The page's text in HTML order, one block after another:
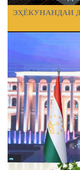
Мирзо
ҶАШНИ
ВАСФИ МОДАР
ВОЖАҲОИ
ТАСАВВУРИ
Pages
ЭҲЁКУНАНДАИ